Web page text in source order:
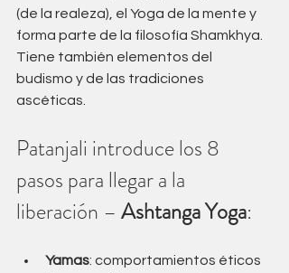
(de la realeza), el Yoga de la mente y
forma parte de la filosofía Shamkhya.
Tiene también elementos del
budismo y de las tradiciones
ascéticas.
Patanjali introduce los 8
pasos para llegar a la
liberación – Ashtanga Yoga:
Yamas: comportamientos éticos